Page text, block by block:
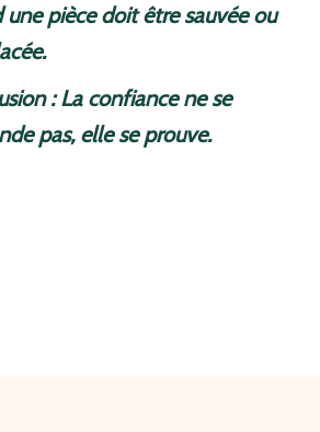
une pièce doit être sauvée ou
: La confiance ne se
pas, elle se prouve.